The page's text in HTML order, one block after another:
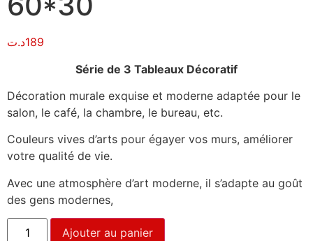
189د.ت
Série de 3 Tableaux Décoratif
Décoration murale exquise et moderne adaptée pour le
salon, le café, la chambre, le bureau, etc.
Couleurs vives d’arts pour égayer vos murs, améliorer
votre qualité de vie.
Avec une atmosphère d’art moderne, il s’adapte au goût
des gens modernes,
Ajouter au panier